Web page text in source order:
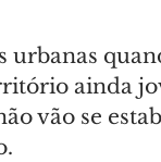
urbanas
ainda
vão se